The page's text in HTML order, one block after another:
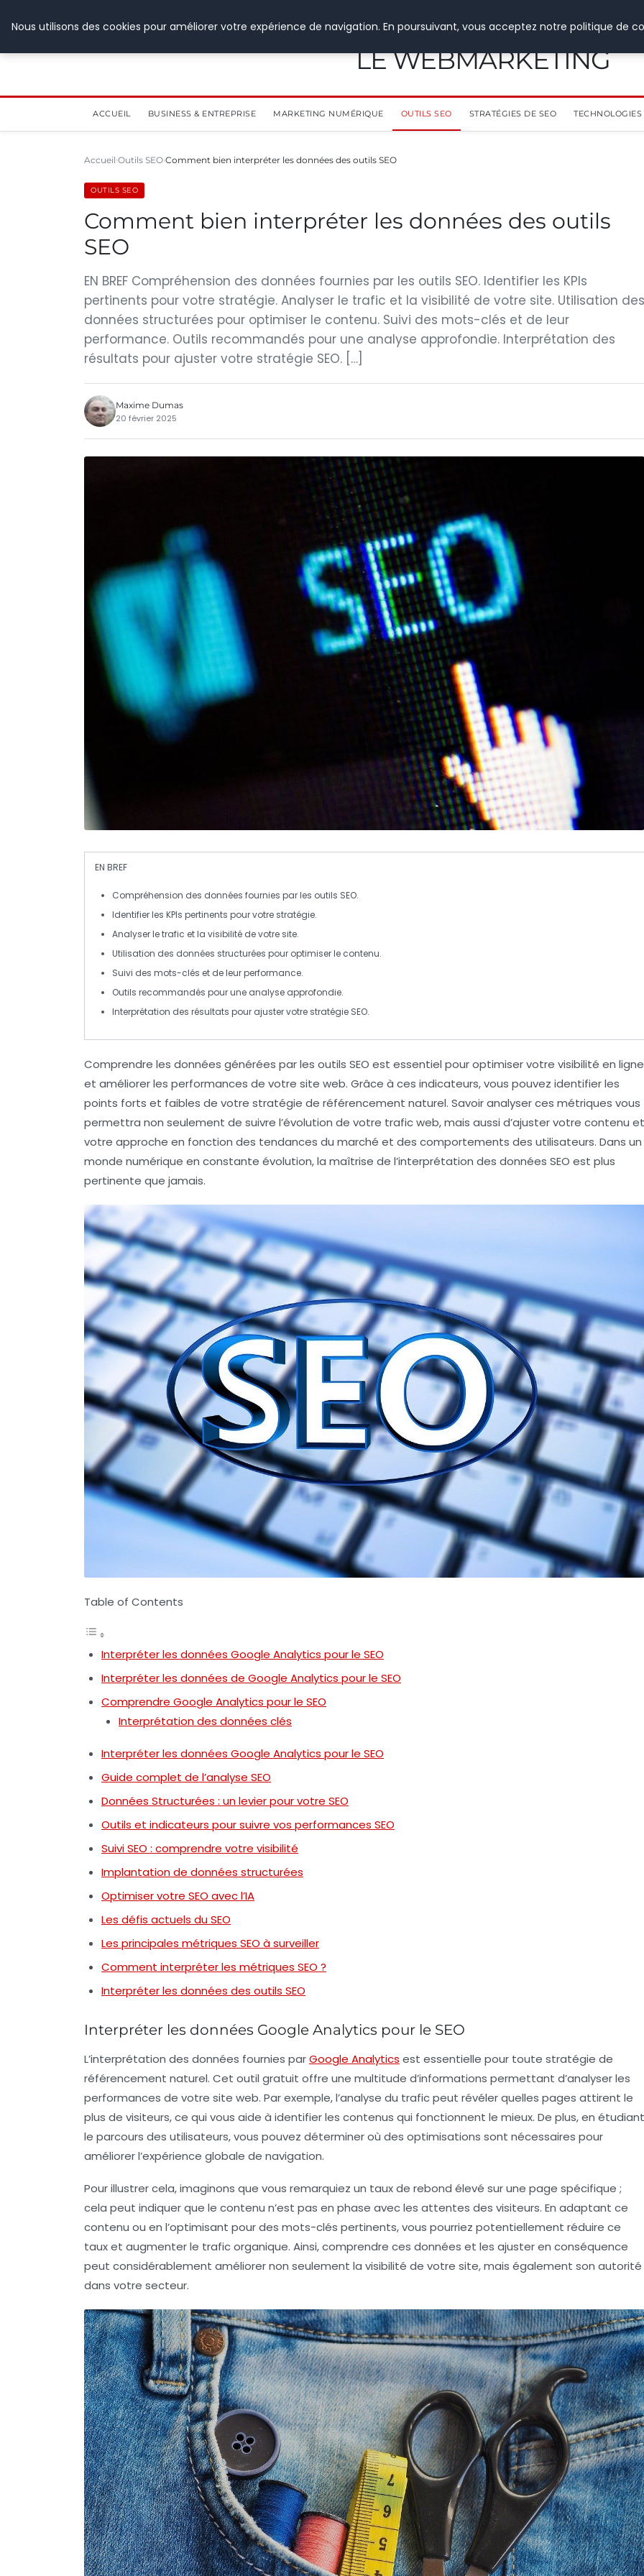
LE WEBMARKETING
ACCUEIL BUSINESS & ENTREPRISE MARKETING NUMÉRIQUE OUTILS SEO STRATÉGIES DE SEO
Accueil Outils SEO Comment bien interpréter les données des outils SEO
OUTILS SEO
Comment bien interpréter les données des outils
SEO
EN BREF Compréhension des données fournies par les outils SEO. Identifier les KPIs
pertinents pour votre stratégie. Analyser le trafic et la visibilité de votre site. Utilisation des
données structurées pour optimiser le contenu. Suivi des mots-clés et de leur
performance. Outils recommandés pour une analyse approfondie. Interprétation des
résultats pour ajuster votre stratégie SEO. […]
Maxime Dumas
20 février 2025
EN BREF
Compréhension des données fournies par les outils SEO.
Identifier les KPIs pertinents pour votre stratégie.
Analyser letrafic et la visibilité de votre site.
Utilisation des données structurées pour optimiser le contenu.
Suivi des mots-clés et de leur performance.
Outils recommandés pour une analyse approfondie.
Interprétation des résultats pour ajuster votre stratégie SEO.
Comprendre les données générées par les outils SEO est essentiel pour optimiser votre visibilité en ligne
et améliorer les performances de votre site web. Grâce à ces indicateurs, vous pouvez identifier les
points forts et faibles de votre stratégie de référencement naturel. Savoir analyser ces métriques vous
permettra non seulement de suivre l’évolution de votre trafic web, mais aussi d’ajuster votre contenu et
votre approche en fonction des tendances du marché et des comportements des utilisateurs. Dans un
monde numérique en constante évolution, la maîtrise de l’interprétation des données SEO est plus
pertinente que jamais.
Table of Contents
Interpréter les données Google Analytics pour le SEO
Interpréter les données de Google Analytics pour le SEO
Comprendre Google Analytics pour le SEO
Interprétation des données clés
Interpréter les données Google Analytics pour le SEO
Guide complet de l’analyse SEO
Données Structurées : un levier pour votre SEO
Outils et indicateurs pour suivre vos performances SEO
Suivi SEO : comprendre votre visibilité
Implantation de données structurées
Optimiser votre SEO avec l’IA
Les défis actuels du SEO
Les principales métriques SEO à surveiller
Comment interpréter les métriques SEO ?
Interpréter les données des outils SEO
Interpréter les données Google Analytics pour le SEO
L’interprétation des données fournies parGoogle Analytics est essentielle pour toute stratégie de
référencement naturel. Cet outil gratuit offre une multitude d’informations permettant d’analyser les
performances de votre site web. Par exemple, l’analyse du trafic peut révéler quelles pages attirent le
plus de visiteurs, ce qui vous aide à identifier les contenus qui fonctionnent le mieux. De plus, en étudiant
le parcours des utilisateurs, vous pouvez déterminer où des optimisations sont nécessaires pour
améliorer l’expérience globale de navigation.
Pour illustrer cela, imaginons que vous remarquiez un taux de rebond élevé sur une page spécifique ;
cela peut indiquer que le contenu n’est pas en phase avec les attentes des visiteurs. En adaptant ce
contenu ou en l’optimisant pour des mots-clés pertinents, vous pourriez potentiellement réduire ce
taux et augmenter le trafic organique. Ainsi, comprendre ces données et les ajuster en conséquence
peut considérablement améliorer non seulement la visibilité de votre site, mais également son autorité
dans votre secteur.
Nous utilisons des cookies pour améliorer votre expérience de navigation. En poursuivant, vous acceptez notre politique de